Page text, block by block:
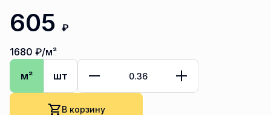
605 ₽
1680 ₽/м²
м²
шт
В корзину